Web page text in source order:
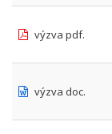
výzva pdf.
výzva doc.